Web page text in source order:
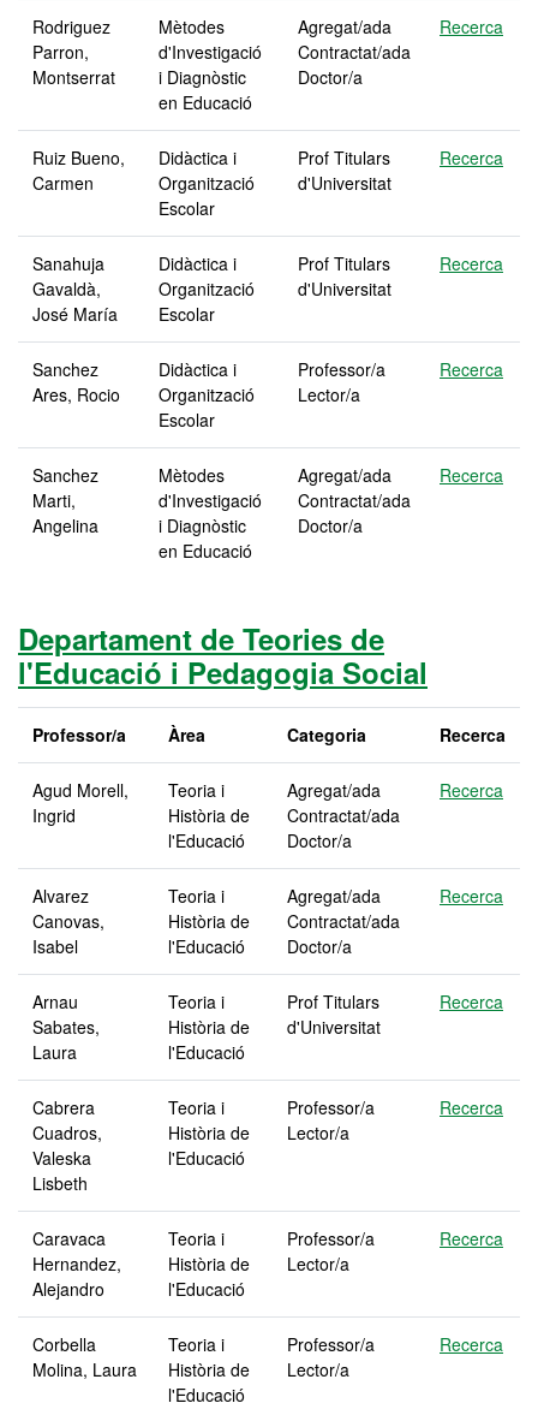
Rodriguez
Parron,
Montserrat
Mètodes
d'Investigació
i Diagnòstic
en Educació
Agregat/ada
Contractat/ada
Doctor/a
Recerca
Ruiz Bueno,
Carmen
Didàctica i
Organització
Escolar
Prof Titulars
d'Universitat
Recerca
Sanahuja
Gavaldà,
José María
Didàctica i
Organització
Escolar
Prof Titulars
d'Universitat
Recerca
Sanchez
Ares, Rocio
Didàctica i
Organització
Escolar
Professor/a
Lector/a
Recerca
Sanchez
Marti,
Angelina
Mètodes
d'Investigació
i Diagnòstic
en Educació
Agregat/ada
Contractat/ada
Doctor/a
Recerca
Departament de Teories de
l'Educació i Pedagogia Social
Professor/a Àrea Categoria Recerca
Agud Morell,
Ingrid
Teoria i
Història de
l'Educació
Agregat/ada
Contractat/ada
Doctor/a
Recerca
Alvarez
Canovas,
Isabel
Teoria i
Història de
l'Educació
Agregat/ada
Contractat/ada
Doctor/a
Recerca
Arnau
Sabates,
Laura
Teoria i
Història de
l'Educació
Prof Titulars
d'Universitat
Recerca
Cabrera
Cuadros,
Valeska
Lisbeth
Teoria i
Història de
l'Educació
Professor/a
Lector/a
Recerca
Caravaca
Hernandez,
Alejandro
Teoria i
Història de
l'Educació
Professor/a
Lector/a
Recerca
Corbella
Molina, Laura
Teoria i
Història de
l'Educació
Professor/a
Lector/a
Recerca